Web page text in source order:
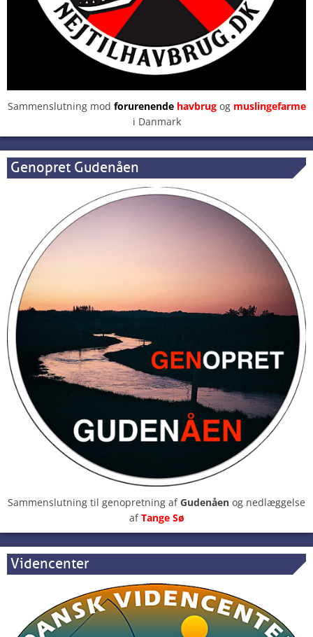
Sammenslutning mod forurenendehavbrugog muslingefarme
i Danmark
Genopret Gudenåen
Sammenslutning til genopretning afGudenåen og nedlæggelse
afTange Sø
Videncenter